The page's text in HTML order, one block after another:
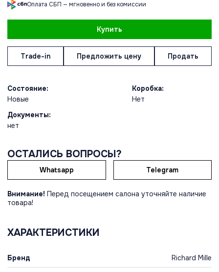
Оплата СБП — мгновенно и без комиссии
Купить
Trade-in Предложить цену Продать
Состояние:
Новые
Коробка:
Нет
Документы:
нет
ОСТАЛИСЬ ВОПРОСЫ?
Whatsapp Telegram
Внимание! Перед посещением салона уточняйте наличие
товара!
ХАРАКТЕРИСТИКИ
Бренд Richard Mille